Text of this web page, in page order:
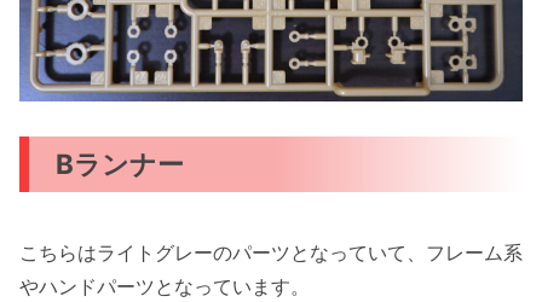
Bランナー
こちらはライトグレーのパーツとなっていて、フレーム系
やハンドパーツとなっています。